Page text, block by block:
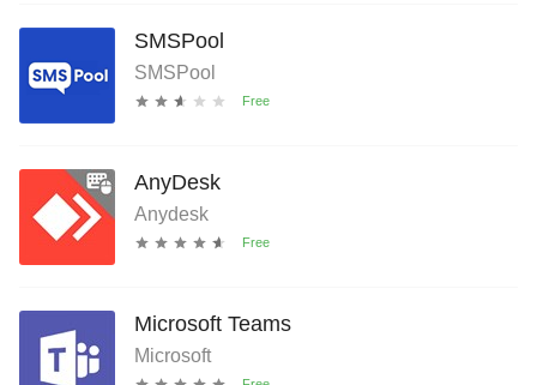
SMSPool
SMSPool
AnyDesk
Anydesk
Microsoft Teams
Microsoft